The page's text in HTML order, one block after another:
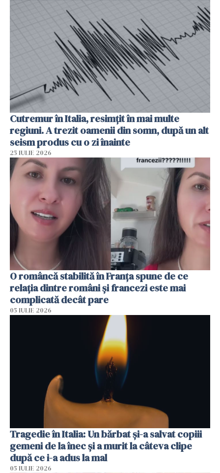
Cutremur în Italia, resimțit în mai multe
regiuni. A trezit oamenii din somn, după un alt
seism produs cu o zi înainte
25 IULIE 2026
O româncă stabilită în Franța spune de ce
relația dintre români și francezi este mai
complicată decât pare
05 IULIE 2026
Tragedie în Italia: Un bărbat și-a salvat copiii
gemeni de la înec și a murit la câteva clipe
după ce i-a adus la mal
05 IULIE 2026